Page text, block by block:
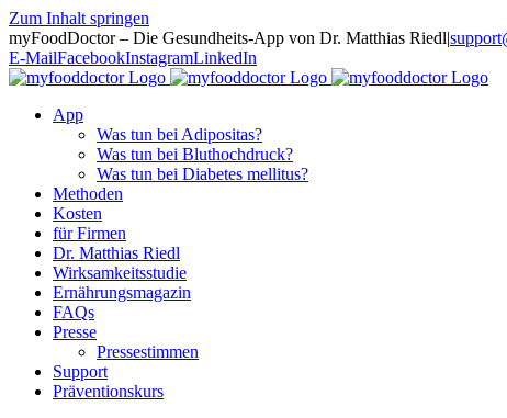
Zum Inhalt springen
myFoodDoctor – Die Gesundheits-App von Dr. Matthias Riedl|
E-MailFacebookInstagramLinkedIn
App
Was tun bei Adipositas?
Was tun bei Bluthochdruck?
Was tun bei Diabetes mellitus?
Methoden
Kosten
für Firmen
Dr. Matthias Riedl
Wirksamkeitsstudie
Ernährungsmagazin
FAQs
Presse
Pressestimmen
Support
Präventionskurs